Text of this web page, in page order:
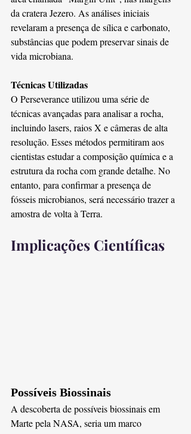
da cratera Jezero. As análises iniciais
revelaram a presença de sílica e carbonato,
substâncias que podem preservar sinais de
vida microbiana​.
Técnicas Utilizadas
O Perseverance utilizou uma série de
técnicas avançadas para analisar a rocha,
incluindo lasers, raios X e câmeras de alta
resolução. Esses métodos permitiram aos
cientistas estudar a composição química e a
estrutura da rocha com grande detalhe. No
entanto, para confirmar a presença de
fósseis microbianos, será necessário trazer a
amostra de volta à Terra​.
Implicações Científicas
Possíveis Biossinais
A descoberta de possíveis biossinais em
Marte pela NASA, seria um marco